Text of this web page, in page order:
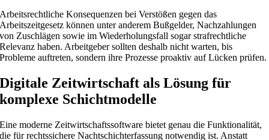
Arbeitsrechtliche Konsequenzen bei Verstößen gegen das
Arbeitszeitgesetz können unter anderem Bußgelder, Nachzahlungen
von Zuschlägen sowie im Wiederholungsfall sogar strafrechtliche
Relevanz haben. Arbeitgeber sollten deshalb nicht warten, bis
Probleme auftreten, sondern ihre Prozesse proaktiv auf Lücken prüfen.
Digitale Zeitwirtschaft als Lösung für
komplexe Schichtmodelle
Eine moderne Zeitwirtschaftssoftware bietet genau die Funktionalität,
die für rechtssichere Nachtschichterfassung notwendig ist. Anstatt